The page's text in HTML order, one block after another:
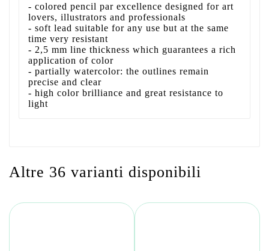
- colored pencil par excellence designed for art
lovers, illustrators and professionals
- soft lead suitable for any use but at the same
time very resistant
- 2,5 mm line thickness which guarantees a rich
application of color
- partially watercolor: the outlines remain
precise and clear
- high color brilliance and great resistance to
light
Altre 36 varianti disponibili